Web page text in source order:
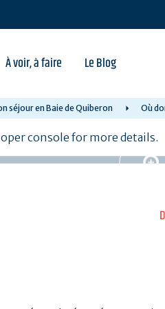
À voir, à faire Le Blog
séjour en Baie de Quiberon Où
console for more details.